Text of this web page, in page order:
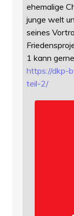
ehemalige
junge welt
seines
1 kann
https://dkp-
teil-2/